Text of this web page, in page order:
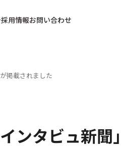
採用情報お問い合わせ
掲載されました
ンタビュ新聞